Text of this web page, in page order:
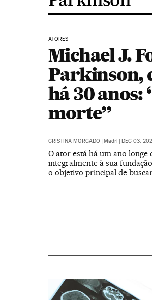
ATORES
Michael J.
Parkinson,
há 30 anos:
morte”
CRISTINA MORGADO | Madri | DEC 03,
O ator está há um ano
integralmente à sua
o objetivo principal de